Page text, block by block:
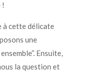
!
à cette délicate
une
Ensuite,
la question et